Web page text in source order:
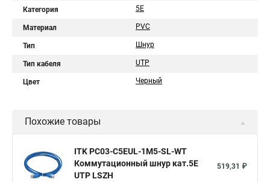
Категория 5Е
Материал PVC
Тип Шнур
Тип кабеля UTP
Цвет Черный
Похожие товары
ITK PC03-C5EUL-1M5-SL-WT
Коммутационный шнур кат.5E
UTP LSZH
519,31 ₽